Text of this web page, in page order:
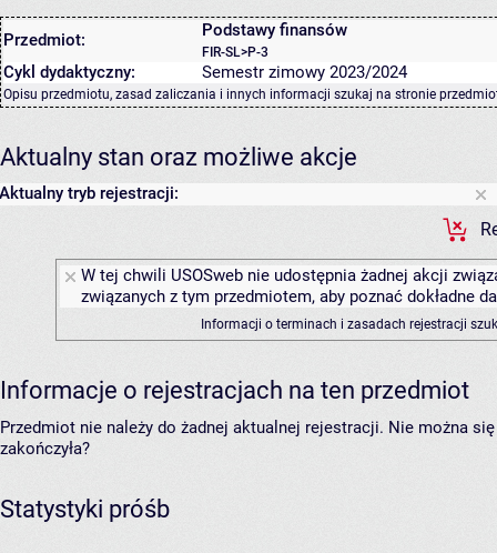
Przedmiot: Podstawy finansów
FIR-SL>P-3
Cykl dydaktyczny: Semestr zimowy 2023/2024
Opisu przedmiotu, zasad zaliczania i innych informacji szukaj na stronie
Aktualny stan oraz możliwe akcje
Aktualny tryb rejestracji:
W tej chwili USOSweb nie udostępnia żadnej akcji
związanych z tym przedmiotem, aby poznać dokładne
Informacji o terminach i zasadach rejestracji
Informacje o rejestracjach na ten przedmiot
Przedmiot nie należy do żadnej aktualnej rejestracji. Nie można
zakończyła?
Statystyki próśb